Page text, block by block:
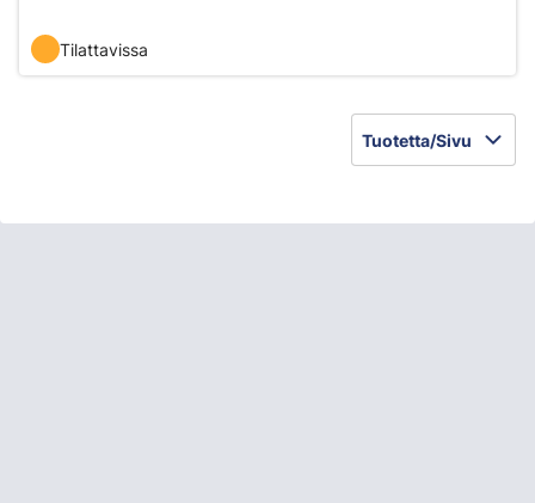
Tilattavissa
Tuotetta/Sivu